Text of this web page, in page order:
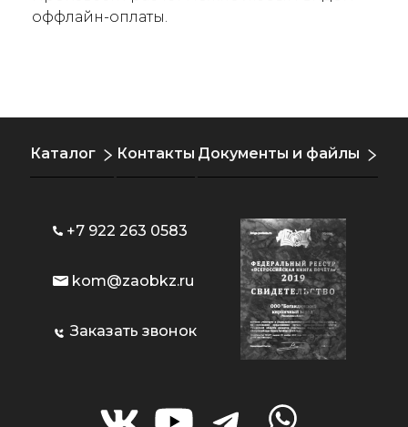
оффлайн-оплаты.
Каталог Контакты Документы и файлы
+7 922 263 0583
kom@zaobkz.ru
Заказать звонок